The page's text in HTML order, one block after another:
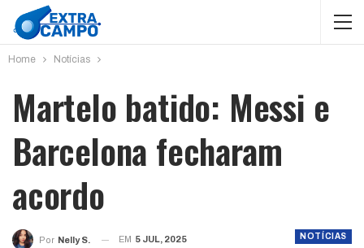
Home Notícias
Martelo batido: Messi e
Barcelona fecharam
acordo
NOTÍCIAS
Por Nelly S. EM 5 JUL, 2025